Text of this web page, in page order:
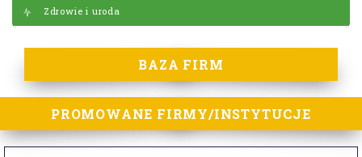
Zdrowie i uroda
BAZA FIRM
PROMOWANE FIRMY/INSTYTUCJE